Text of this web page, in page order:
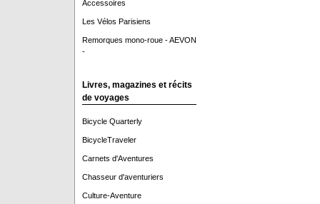
Accessoires
Les Vélos Parisiens
Remorques mono-roue - AEVON
-
Livres, magazines et récits
de voyages
Bicycle Quarterly
BicycleTraveler
Carnets d'Aventures
Chasseur d'aventuriers
Culture-Aventure